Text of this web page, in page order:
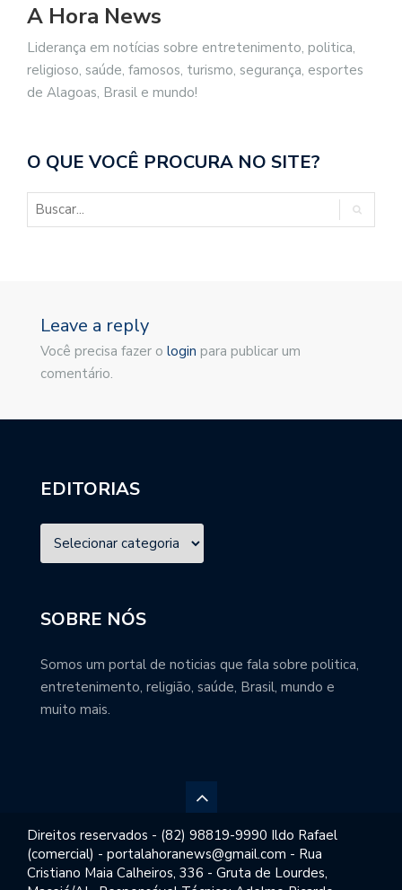
A Hora News
Liderança em notícias sobre entretenimento, politica,
religioso, saúde, famosos, turismo, segurança, esportes
de Alagoas, Brasil e mundo!
O QUE VOCÊ PROCURA NO SITE?
Leave a reply
Você precisa fazer o login para publicar um
comentário.
EDITORIAS
SOBRE NÓS
Somos um portal de noticias que fala sobre politica,
entretenimento, religião, saúde, Brasil, mundo e
muito mais.
Direitos reservados - (82) 98819-9990 Ildo Rafael
(comercial) - portalahoranews@gmail.com - Rua
Cristiano Maia Calheiros, 336 - Gruta de Lourdes,